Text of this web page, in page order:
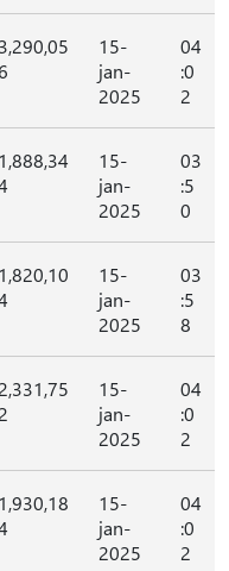
3,290,05
6
15-
jan-
2025
04
:0
2
1,888,34
15-
jan-
2025
03
:5
0
1,820,10
15-
jan-
2025
03
:5
8
2,331,75
2
15-
jan-
2025
04
:0
2
1,930,18
15-
jan-
2025
04
:0
2